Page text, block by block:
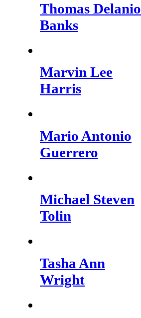
Thomas Delanio
Banks
Marvin Lee
Harris
Mario Antonio
Guerrero
Michael Steven
Tolin
Tasha Ann
Wright